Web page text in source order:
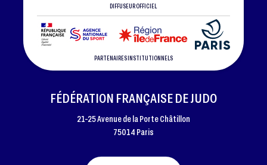
DIFFUSEUR OFFICIEL
PARTENAIRES INSTITUTIONNELS
FÉDÉRATION FRANÇAISE DE JUDO
21-25 Avenue de la Porte Châtillon
75014 Paris